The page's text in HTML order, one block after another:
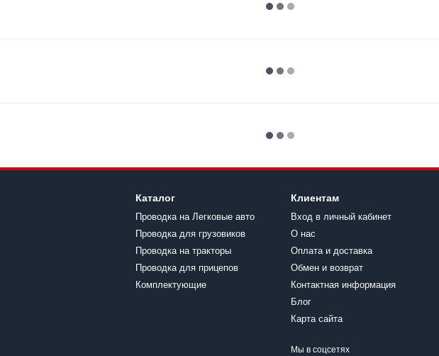
Каталог
Проводка на Легковые авто
Проводка для грузовиков
Проводка на тракторы
Проводка для прицепов
Комплектующие
Клиентам
Вход в личный кабинет
О нас
Оплата и доставка
Обмен и возврат
Контактная информация
Блог
Карта сайта
Мы в соцсетях